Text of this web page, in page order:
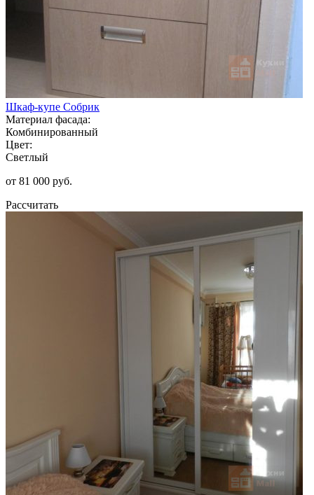
Шкаф-купе Собрик
Материал фасада:
Комбинированный
Цвет:
Светлый
от 81 000 руб.
Рассчитать